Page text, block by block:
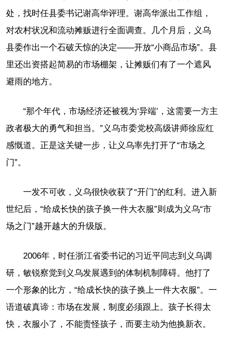
处，找时任县委书记谢高华评理。谢高华派出工作组，
对农村状况和流动摊贩进行全面调查。几个月后，义乌
县委作出一个石破天惊的决定——开放“小商品市场”。县
里还出资搭起简易的市场棚架，让摊贩们有了一个遮风
避雨的地方。
“那个年代，市场经济还被视为‘异端’，这需要一方主
政者极大的勇气和担当。”义乌市委党校高级讲师徐应红
感慨道。正是这关键一步，让义乌率先打开了“市场之
门”。
一发不可收，义乌很快收获了“开门”的红利。进入新
世纪后，“给成长快的孩子换一件大衣服”则成为义乌“市
场之门”越开越大的升级版。
2006年，时任浙江省委书记的习近平同志到义乌调
研，敏锐察觉到义乌发展遇到的体制机制障碍。他打了
一个形象的比方，“给成长快的孩子换上一件大衣服”。一
语道破真谛：市场在发展，制度必须跟上。孩子长得太
快，衣服小了，不能责怪孩子，而要主动为他换新衣。